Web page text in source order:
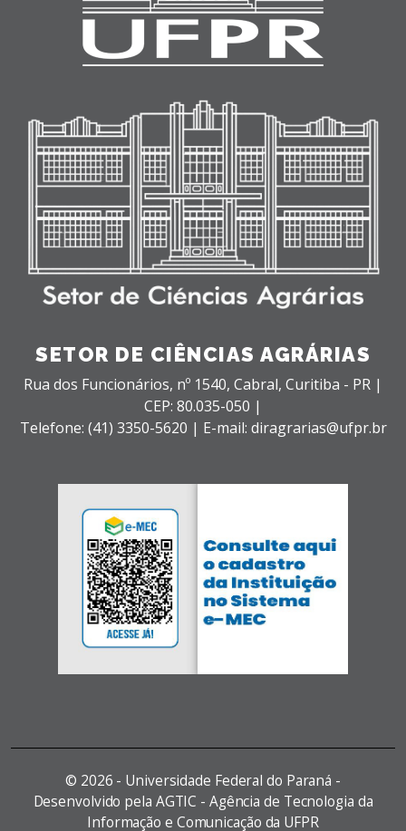
SETOR DE CIÊNCIAS AGRÁRIAS
Rua dos Funcionários, nº 1540, Cabral, Curitiba - PR |
CEP: 80.035-050 |
Telefone: (41) 3350-5620 | E-mail: diragrarias@ufpr.br
© 2026 - Universidade Federal do Paraná -
Desenvolvido pela AGTIC - Agência de Tecnologia da
Informação e Comunicação da UFPR